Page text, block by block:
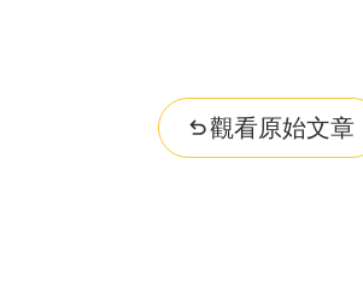
觀看原始文章